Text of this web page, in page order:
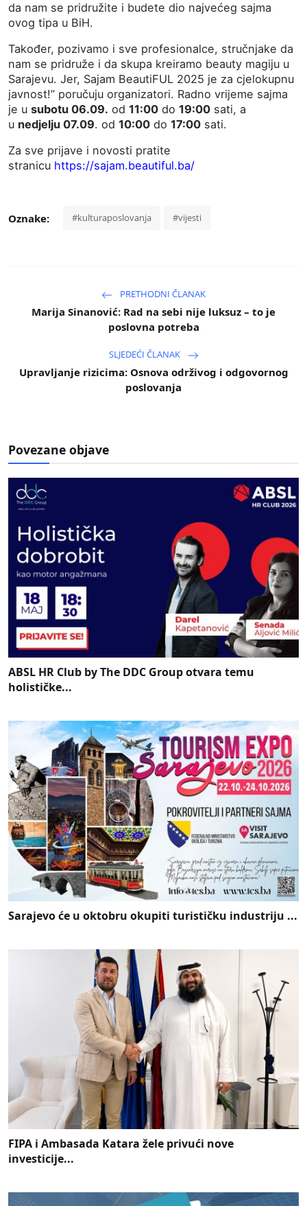
da nam se pridružite i budete dio najvećeg sajma
ovog tipa u BiH.
Također, pozivamo i sve profesionalce, stručnjake da
nam se pridruže i da skupa kreiramo beauty magiju u
Sarajevu. Jer, Sajam BeautiFUL 2025 je za cjelokupnu
javnost!” poručuju organizatori. Radno vrijeme sajma
je u subotu 06.09. od 11:00 do 19:00 sati, a
u nedjelju 07.09. od 10:00 do 17:00 sati.
Za sve prijave i novosti pratite
stranicu https://sajam.beautiful.ba/
Oznake: #kulturaposlovanja #vijesti
PRETHODNI ČLANAK
Marija Sinanović: Rad na sebi nije luksuz – to je
poslovna potreba
SLJEDEĆI ČLANAK
Upravljanje rizicima: Osnova održivog i odgovornog
poslovanja
Povezane objave
ABSL HR Club by The DDC Group otvara temu
holističke...
Sarajevo će u oktobru okupiti turističku industriju ...
FIPA i Ambasada Katara žele privući nove
investicije...